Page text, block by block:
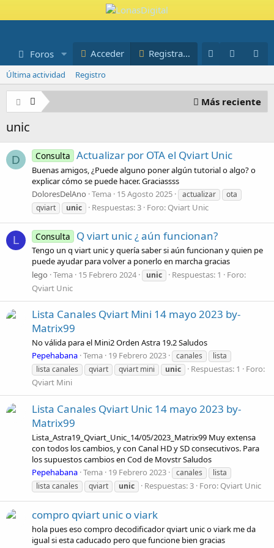
Foros Blog
Acceder
Registrarse
Última actividad Registro
Más reciente
unic
D Consulta Actualizar por OTA el Qviart Unic
Buenas amigos, ¿Puede alguno poner algún tutorial o algo? o
explicar cómo se puede hacer. Graciassss
DoloresDelAno Tema 15 Agosto 2025 actualizar
ota
qviart
unic Respuestas: 3 Foro: Qviart Unic
L Consulta Q viart unic ¿ aún funcionan?
Tengo un q viart unic y quería saber si aún funcionan y quien pe
puede ayudar para volver a ponerlo en marcha gracias
lego Tema 15 Febrero 2024 unic Respuestas: 1
Foro:
Qviart Unic
Lista Canales Qviart Mini 14 mayo 2023 by-
Matrix99
No válida para el Mini2 Orden Astra 19.2 Saludos
Pepehabana Tema 19 Febrero 2023 canales
lista
lista canales
qviart qviart mini unic Respuestas: 1
Foro:
Qviart Mini
Lista Canales Qviart Unic 14 mayo 2023 by-
Matrix99
Lista_Astra19_Qviart_Unic_14/05/2023_Matrix99 Muy extensa
con todos los cambios, y con Canal HD y SD consecutivos. Para
los supuestos cambios en Cod de Movstr Saludos
Pepehabana Tema 19 Febrero 2023 canales
lista
lista canales
qviart unic Respuestas: 3 Foro: Qviart Unic
compro qviart unic o viark
hola pues eso compro decodificador qviart unic o viark me da
igual si esta caducado pero que funcione bien gracias